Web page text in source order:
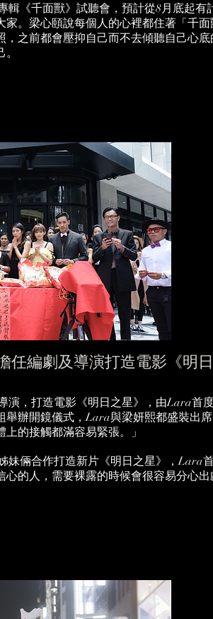
輯《千面獸》試聽會，預計從8月底起
。梁心頤說每個人的心裡都住著「千
之前都會壓抑自己而不去傾聽自己心
編劇及導演打造電影《明日
，打造電影《明日之星》，由Lara首
辦開鏡儀式，Lara與梁妍熙都盛裝出
的接觸都滿容易緊張。」
妹倆合作打造新片《明日之星》，Lara
的人，需要裸露的時候會很容易分心